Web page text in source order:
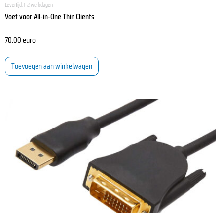
Levertijd:1-2 werkdagen
Voet voor All-in-One Thin Clients
70,00euro
Toevoegen aan winkelwagen